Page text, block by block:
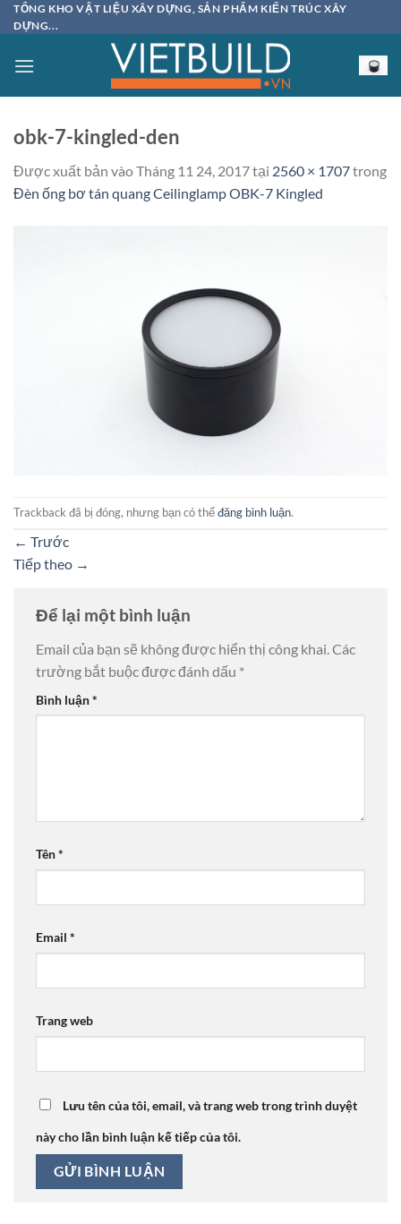
Bỏ
qua
dung
TỔNG KHO VẬT LIỆU XÂY DỰNG, SẢN PHẨM KIẾN TRÚC XÂY
DỰNG...
obk-7-kingled-den
Được xuất bản vàoTháng 11 24, 2017tại 2560 × 1707trong
Đèn ống bơ tán quang Ceilinglamp OBK-7 Kingled
Trackback đã bị đóng, nhưng bạn có thểđăng bình luận.
← Trước
Tiếp theo →
Để lại một bình luận
Email của bạn sẽ không được hiển thị công khai. Các
trường bắt buộc được đánh dấu *
Bình luận*
Tên*
Email *
Trang web
Lưu tên của tôi, email, và trang web trong trình duyệt
này cho lần bình luận kế tiếp của tôi.